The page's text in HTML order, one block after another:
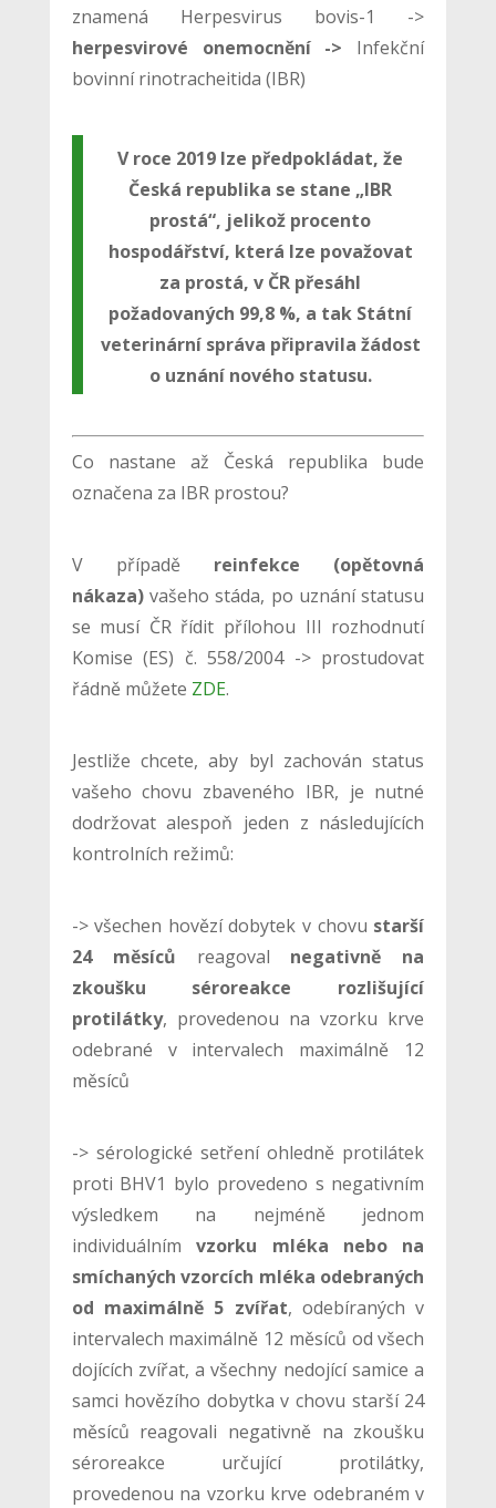
znamená Herpesvirus bovis-1 ->
herpesvirové onemocnění -> Infekční
bovinní rinotracheitida (IBR)
V roce 2019 lze předpokládat, že
Česká republika se stane „IBR
prostá“, jelikož procento
hospodářství, která lze považovat
za prostá, v ČR přesáhl
požadovaných 99,8 %, a tak Státní
veterinární správa připravila žádost
o uznání nového statusu.
Co nastane až Česká republika bude
označena za IBR prostou?
V případě reinfekce (opětovná
nákaza)vašeho stáda, po uznání statusu
se musí ČR řídit přílohou III rozhodnutí
Komise (ES) č. 558/2004 -> prostudovat
řádně můžete ZDE.
Jestliže chcete, aby byl zachován status
vašeho chovu zbaveného IBR, je nutné
dodržovat alespoň jeden z následujících
kontrolních režimů:
-> všechen hovězí dobytek v chovu starší
24 měsíců reagoval negativně na
zkoušku séroreakce rozlišující
protilátky, provedenou na vzorku krve
odebrané v intervalech maximálně 12
měsíců
-> sérologické setření ohledně protilátek
proti BHV1 bylo provedeno s negativním
výsledkem na nejméně jednom
individuálnímvzorku mléka nebo na
smíchaných vzorcích mléka odebraných
od maximálně 5 zvířat, odebíraných v
intervalech maximálně 12 měsíců od všech
dojících zvířat, a všechny nedojící samice a
samci hovězího dobytka v chovu starší 24
měsíců reagovali negativně na zkoušku
séroreakce určující protilátky,
provedenou na vzorku krve odebraném v